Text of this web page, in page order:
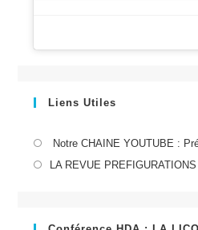
Liens Utiles
Notre CHAINE YOUTUBE :
LA REVUE PREFIGURATIONS